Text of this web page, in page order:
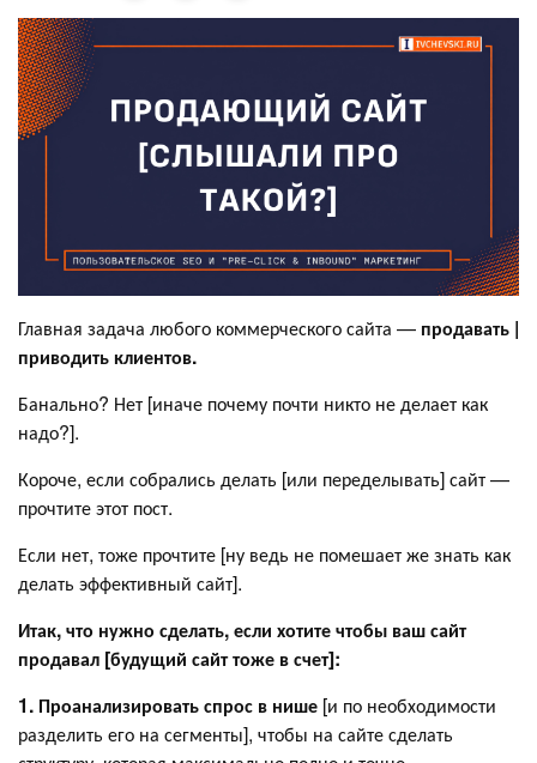
Главная задача любого коммерческого сайта — продавать |
приводить клиентов.
Банально? Нет [иначе почему почти никто не делает как
надо?].
Короче, если собрались делать [или переделывать] сайт —
прочтите этот пост.
Если нет, тоже прочтите [ну ведь не помешает же знать как
делать эффективный сайт].
Итак, что нужно сделать, если хотите чтобы ваш сайт
продавал [будущий сайт тоже в счет]:
1. Проанализировать спрос в нише [и по необходимости
разделить его на сегменты], чтобы на сайте сделать